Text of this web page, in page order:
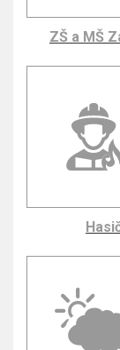
ZŠ a MŠ